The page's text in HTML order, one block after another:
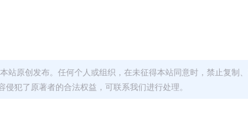
站原创发布。任何个人或组织，在未征得本站同意时，禁止复制
犯了原著者的合法权益，可联系我们进行处理。